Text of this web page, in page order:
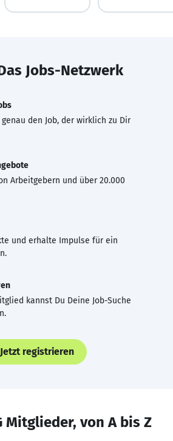
Jobs-Netzwerk
den Job, der wirklich zu Dir
Arbeitgebern und über 20.000
und erhalte Impulse für ein
kannst Du Deine Job-Suche
Jetzt registrieren
Mitglieder, von A bis Z